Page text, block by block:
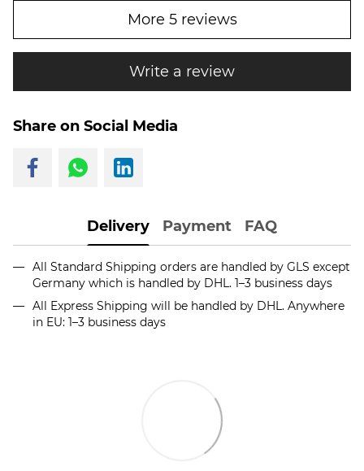
More 5 reviews
Write a review
Share on Social Media
Delivery Payment FAQ
All Standard Shipping orders are handled by GLS except
Germany which is handled by DHL. 1–3 business days
All Express Shipping will be handled by DHL. Anywhere
in EU: 1–3 business days